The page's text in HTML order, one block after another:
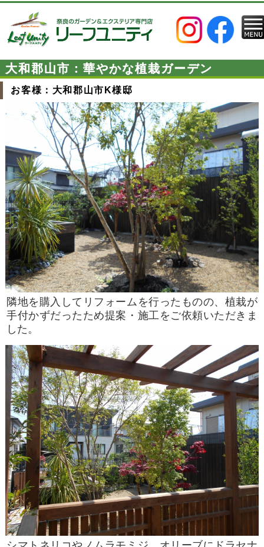
大和郡山市：華やかな植栽ガーデン
お客様：大和郡山市K様邸
隣地を購入してリフォームを行ったものの、植栽が
手付かずだったため提案・施工をご依頼いただきま
した。